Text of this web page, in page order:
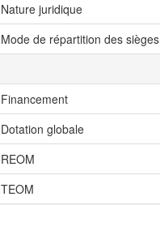
Nature juridique
Mode de répartition des sièges
Financement
Dotation globale
REOM
TEOM